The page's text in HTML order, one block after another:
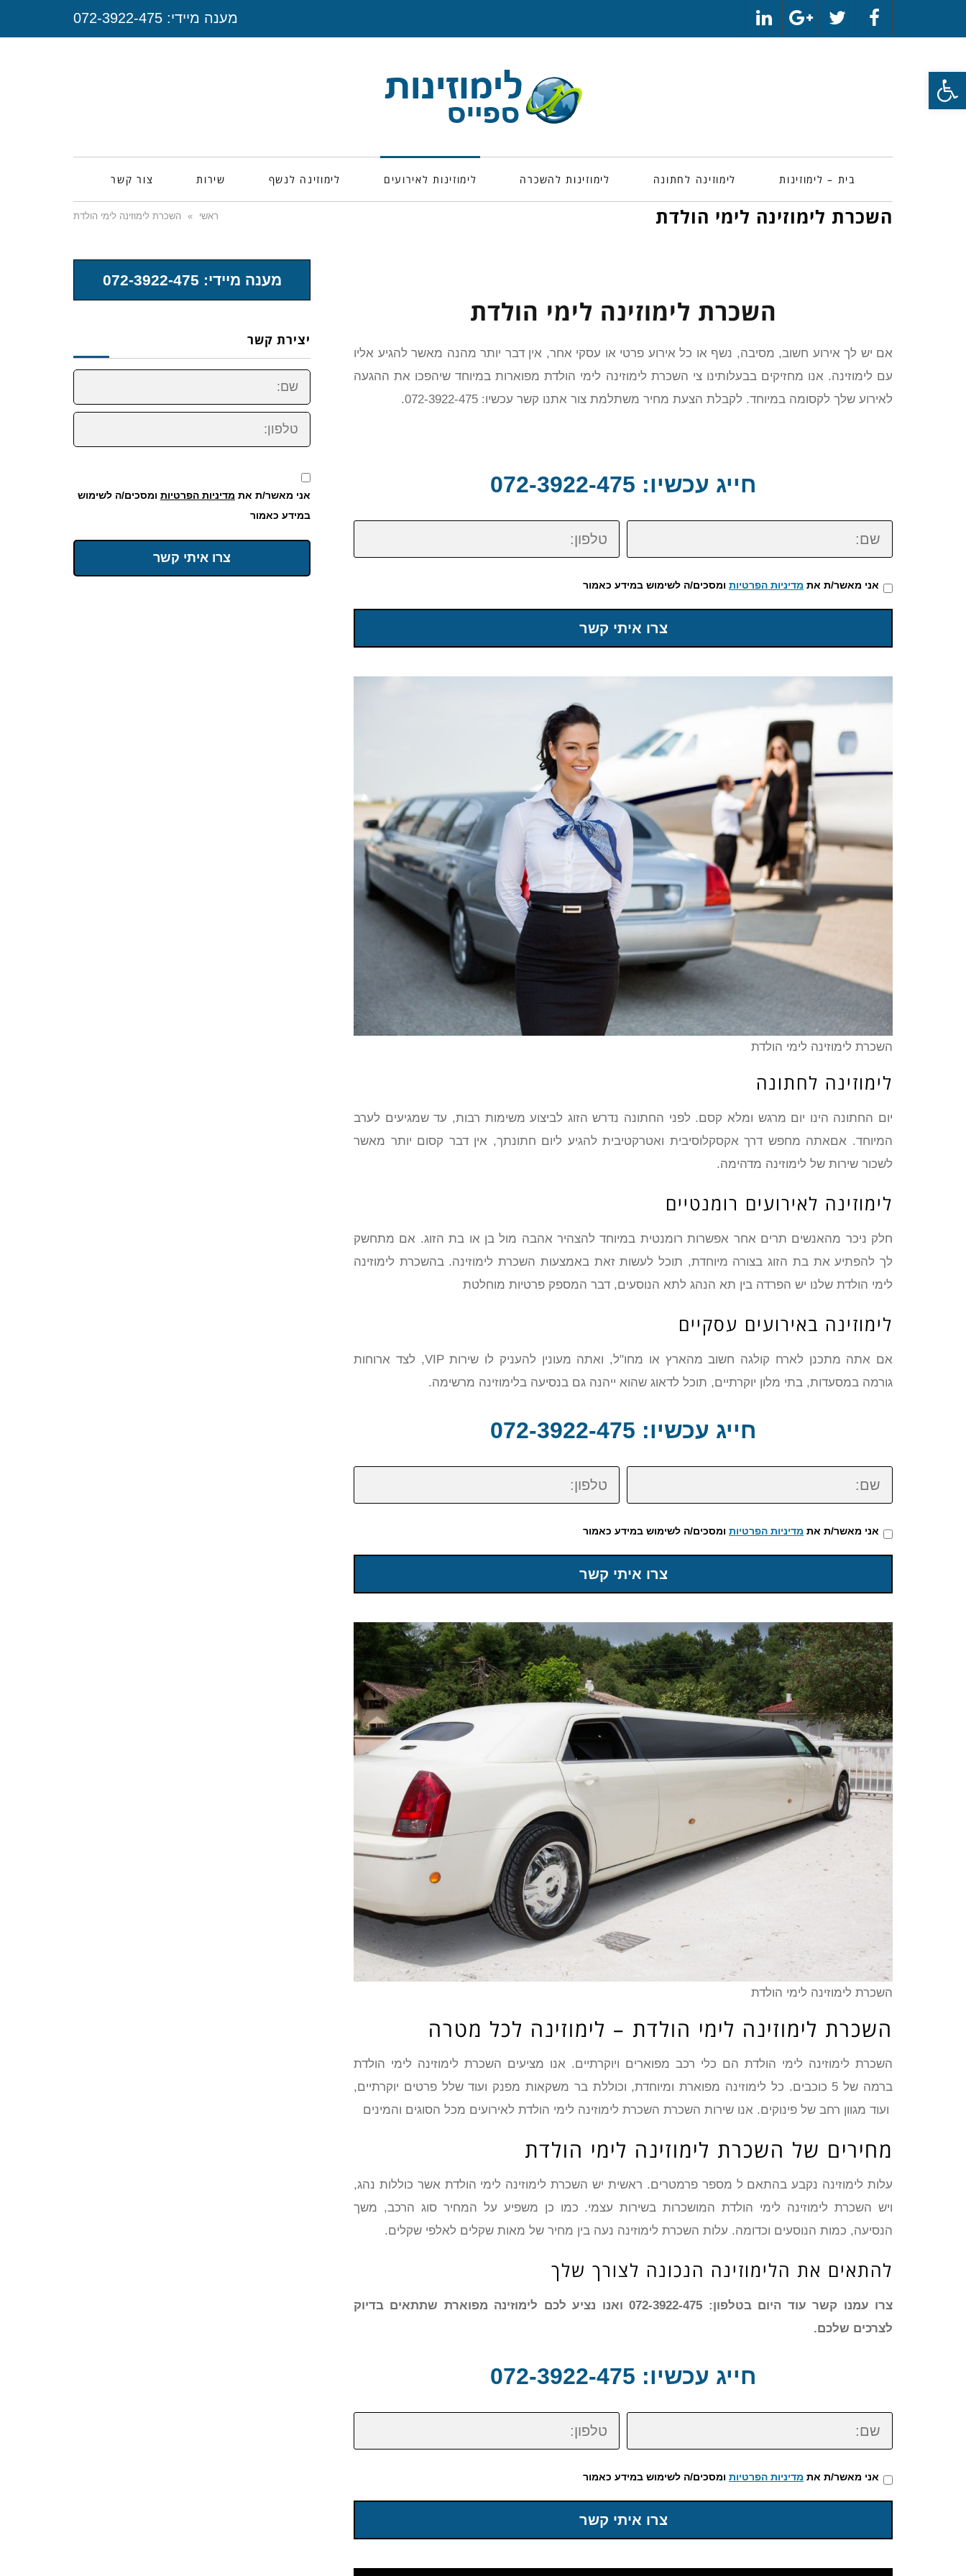
פתח סרגל נגישות
Facebook
Twitter
Google+
LinkedIn
מענה מיידי: 072-3922-475
בית – לימוזינות לימוזינה לחתונה לימוזינות להשכרה לימוזינות לאירועים לימוזינה לנשף שירות צור קשר
השכרת לימוזינה לימי הולדת ראשי » השכרת לימוזינה לימי הולדת
השכרת לימוזינה לימי הולדת
אם יש לך אירוע חשוב, מסיבה, נשף או כל אירוע פרטי או עסקי אחר, אין דבר יותר מהנה מאשר להגיע אליו
עם לימוזינה. אנו מחזיקים בבעלותינו צי השכרת לימוזינה לימי הולדת מפוארות במיוחד שיהפכו את ההגעה
לאירוע שלך לקסומה במיוחד. לקבלת הצעת מחיר משתלמת צור אתנו קשר עכשיו: 072-3922-475.
חייג עכשיו: 072-3922-475
שם: טלפון:
אני מאשר/ת את מדיניות הפרטיות ומסכים/ה לשימוש במידע כאמור
צרו איתי קשר
השכרת לימוזינה לימי הולדת
לימוזינה לחתונה
יום החתונה הינו יום מרגש ומלא קסם. לפני החתונה נדרש הזוג לביצוע משימות רבות, עד שמגיעים לערב
המיוחד. אםאתה מחפש דרך אקסקלוסיבית ואטרקטיבית להגיע ליום חתונתך, אין דבר קסום יותר מאשר
לשכור שירות של לימוזינה מדהימה.
לימוזינה לאירועים רומנטיים
חלק ניכר מהאנשים תרים אחר אפשרות רומנטית במיוחד להצהיר אהבה מול בן או בת הזוג. אם מתחשק
לך להפתיע את בת הזוג בצורה מיוחדת, תוכל לעשות זאת באמצעות השכרת לימוזינה. בהשכרת לימוזינה
לימי הולדת שלנו יש הפרדה בין תא הנהג לתא הנוסעים, דבר המספק פרטיות מוחלטת
לימוזינה באירועים עסקיים
אם אתה מתכנן לארח קולגה חשוב מהארץ או מחו"ל, ואתה מעונין להעניק לו שירות VIP, לצד ארוחות
גורמה במסעדות, בתי מלון יוקרתיים, תוכל לדאוג שהוא ייהנה גם בנסיעה בלימוזינה מרשימה.
חייג עכשיו: 072-3922-475
שם: טלפון:
אני מאשר/ת את מדיניות הפרטיות ומסכים/ה לשימוש במידע כאמור
צרו איתי קשר
השכרת לימוזינה לימי הולדת
השכרת לימוזינה לימי הולדת – לימוזינה לכל מטרה
השכרת לימוזינה לימי הולדת הם כלי רכב מפוארים ויוקרתיים. אנו מציעים השכרת לימוזינה לימי הולדת
ברמה של 5 כוכבים. כל לימוזינה מפוארת ומיוחדת, וכוללת בר משקאות מפנק ועוד שלל פרטים יוקרתיים,
ועוד מגוון רחב של פינוקים. אנו שירות השכרת השכרת לימוזינה לימי הולדת לאירועים מכל הסוגים והמינים
מחירים של השכרת לימוזינה לימי הולדת
עלות לימוזינה נקבע בהתאם ל מספר פרמטרים. ראשית יש השכרת לימוזינה לימי הולדת אשר כוללות נהג,
ויש השכרת לימוזינה לימי הולדת המושכרות בשירות עצמי. כמו כן משפיע על המחיר סוג הרכב, משך
הנסיעה, כמות הנוסעים וכדומה. עלות השכרת לימוזינה נעה בין מחיר של מאות שקלים לאלפי שקלים.
להתאים את הלימוזינה הנכונה לצורך שלך
צרו עמנו קשר עוד היום בטלפון: 072-3922-475 ואנו נציע לכם לימוזינה מפוארת שתתאים בדיוק
לצרכים שלכם.
חייג עכשיו: 072-3922-475
שם: טלפון:
אני מאשר/ת את מדיניות הפרטיות ומסכים/ה לשימוש במידע כאמור
צרו איתי קשר
מענה מיידי: 072-3922-475
יצירת קשר
שם:
טלפון:
אני מאשר/ת את מדיניות הפרטיות ומסכים/ה לשימוש
במידע כאמור
צרו איתי קשר